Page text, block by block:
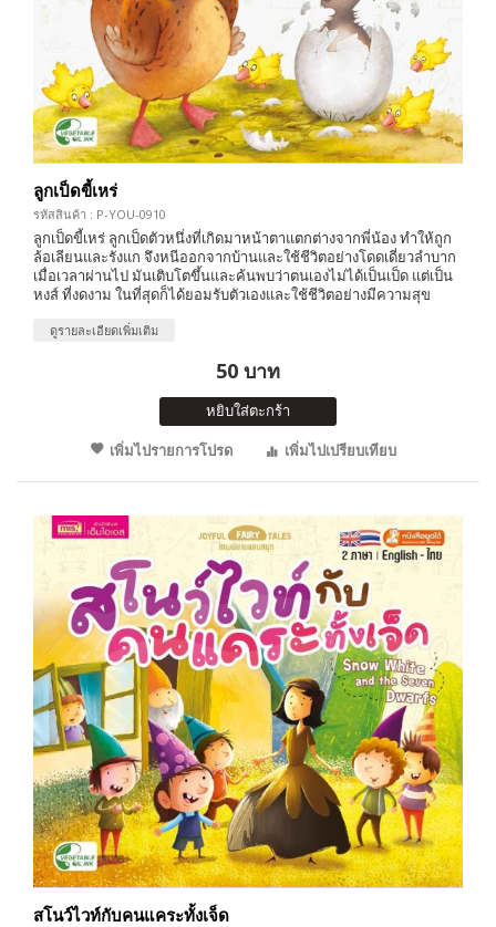
ลูกเป็ดขี้เหร่
รหัสสินค้า : P-YOU-0910
ลูกเป็ดขี้เหร่ ลูกเป็ดตัวหนึ่งที่เกิดมาหน้าตาแตกต่างจากพี่น้อง ทำให้ถูก
ล้อเลียนและรังแก จึงหนีออกจากบ้านและใช้ชีวิตอย่างโดดเดี่ยวลำบาก
เมื่อเวลาผ่านไป มันเติบโตขึ้นและค้นพบว่าตนเองไม่ได้เป็นเป็ด แต่เป็น
หงส์ ที่งดงาม ในที่สุดก็ได้ยอมรับตัวเองและใช้ชีวิตอย่างมีความสุข
ดูรายละเอียดเพิ่มเติม
50 บาท
หยิบใส่ตะกร้า
เพิ่มไปรายการโปรด
เพิ่มไปเปรียบเทียบ
สโนว์ไวท์กับคนแคระทั้งเจ็ด